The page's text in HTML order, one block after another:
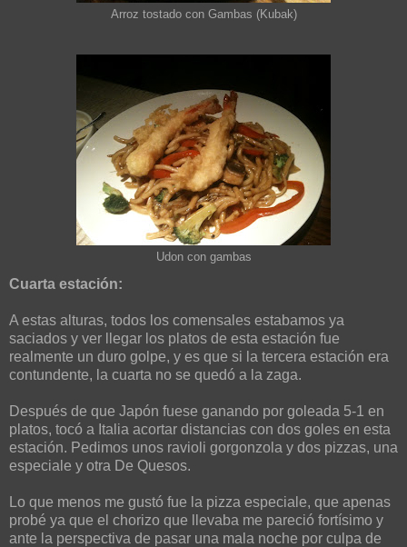
Arroz tostado con Gambas (Kubak)
Udon con gambas
Cuarta estación:
A estas alturas, todos los comensales estabamos ya
saciados y ver llegar los platos de esta estación fue
realmente un duro golpe, y es que si la tercera estación era
contundente, la cuarta no se quedó a la zaga.
Después de que Japón fuese ganando por goleada 5-1 en
platos, tocó a Italia acortar distancias con dos goles en esta
estación. Pedimos unos ravioli gorgonzola y dos pizzas, una
especiale y otra De Quesos.
Lo que menos me gustó fue la pizza especiale, que apenas
probé ya que el chorizo que llevaba me pareció fortísimo y
ante la perspectiva de pasar una mala noche por culpa de